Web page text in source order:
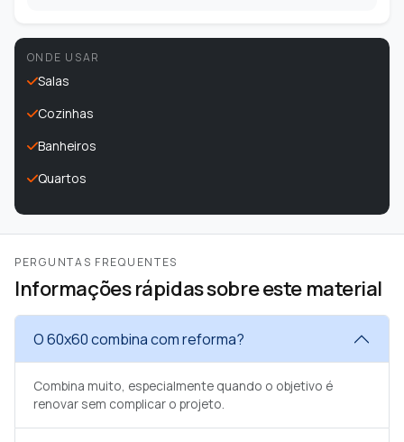
ONDE USAR
Salas
Cozinhas
Banheiros
Quartos
PERGUNTAS FREQUENTES
Informações rápidas sobre este material
O 60x60 combina com reforma?
Combina muito, especialmente quando o objetivo é
renovar sem complicar o projeto.